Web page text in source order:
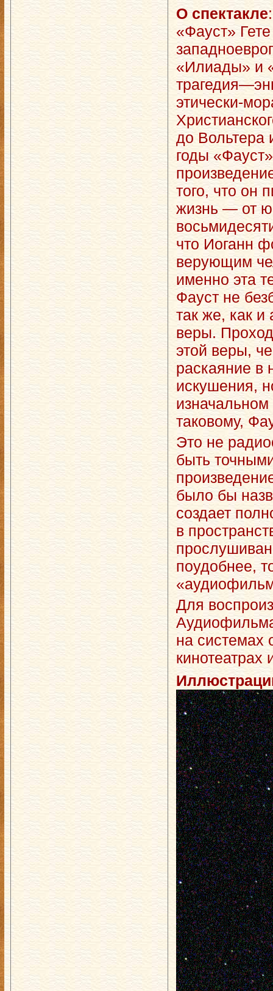
О спектакле:
«Фауст»
«Илиады» и
этически-
до Вольтера
годы
того, что он
жизнь — от
что Иоганн
верующим
именно эта
Фауст не
так же, как и
веры.
этой веры,
раскаяние в
искушения,
изначальном
таковому,
Это не
быть
было бы
создает
в
поудобнее,
Для
на системах
кинотеатрах